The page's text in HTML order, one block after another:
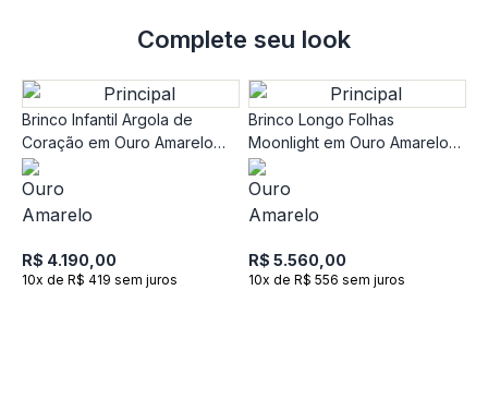
Complete seu look
Brinco Infantil Argola de
Coração em Ouro Amarelo
18k
R$ 4.190,00
10x de R$ 419 sem juros
Brinco Longo Folhas
Moonlight em Ouro Amarelo
18k com Pérola
R$ 5.560,00
10x de R$ 556 sem juros